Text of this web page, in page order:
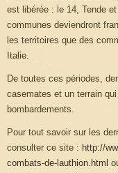
est libérée : le 14, Tende
communes deviendront
les territoires que des
Italie.
De toutes ces périodes,
casemates et un terrain
bombardements.
Pour tout savoir sur les
consulter ce site : http://
combats-de-lauthion.html